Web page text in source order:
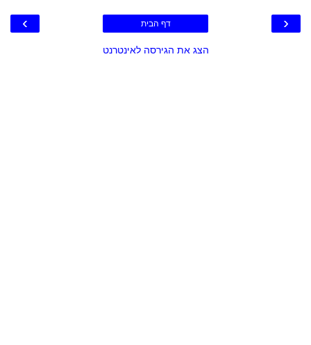
‹
› דף הבית
הצג את הגירסה לאינטרנט